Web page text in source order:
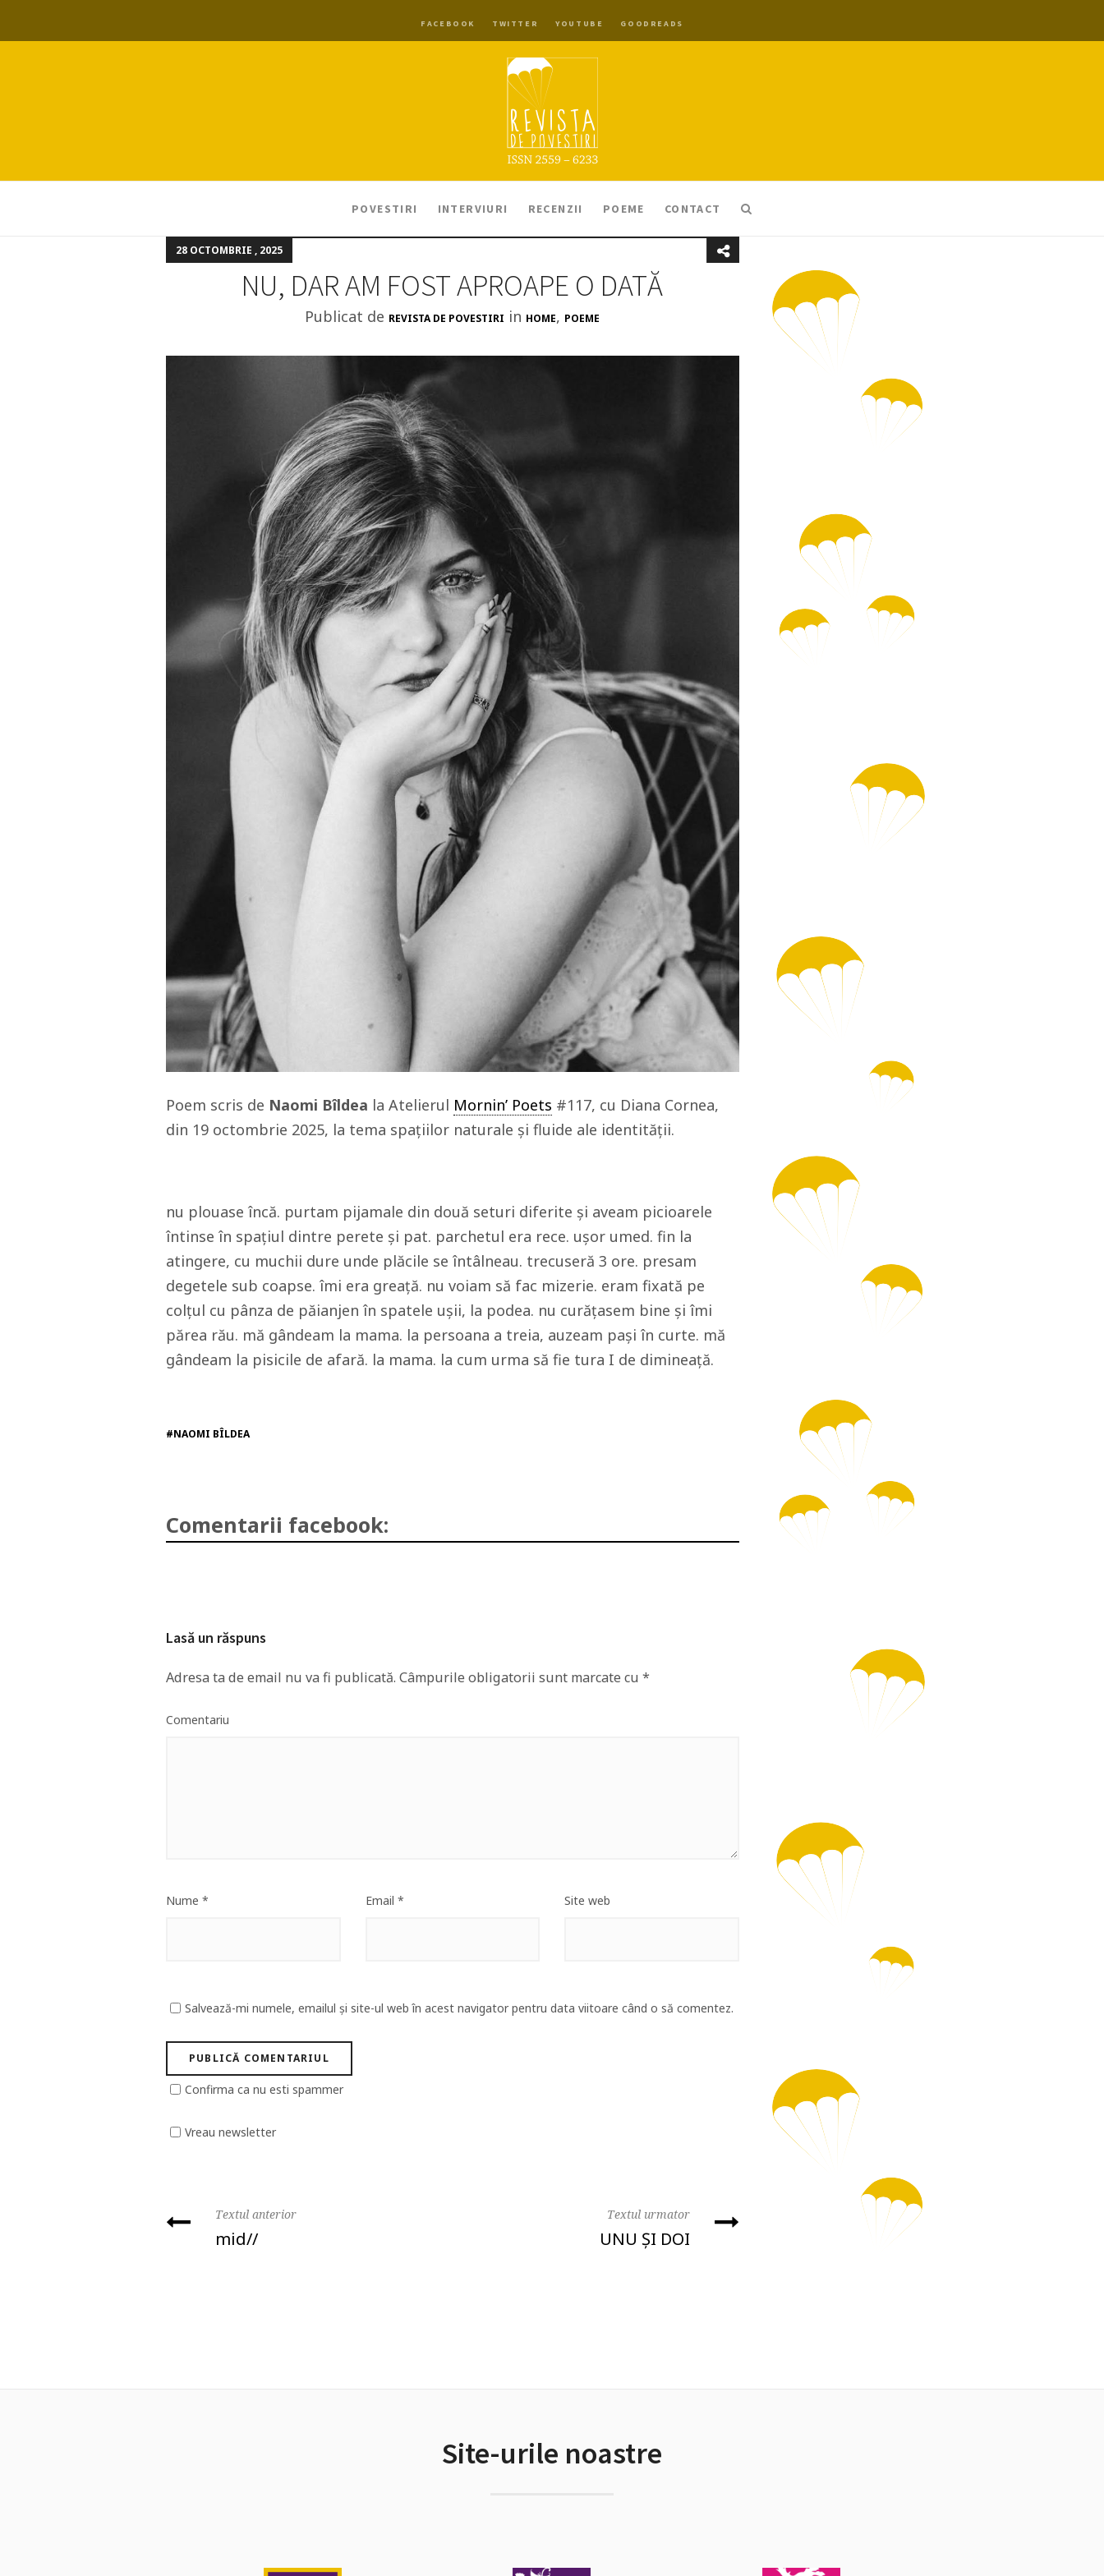
FACEBOOK TWITTER YOUTUBE GOODREADS
POVESTIRI INTERVIURI RECENZII POEME CONTACT
28 OCTOMBRIE , 2025
NU, DAR AM FOST APROAPE O DATĂ
Publicat de REVISTA DE POVESTIRI in HOME, POEME
Poem scris de Naomi Bîldea la Atelierul Mornin’ Poets #117, cu Diana Cornea,
din 19 octombrie 2025, la tema spațiilor naturale și fluide ale identității.
nu plouase încă. purtam pijamale din două seturi diferite și aveam picioarele
întinse în spațiul dintre perete și pat. parchetul era rece. ușor umed. fin la
atingere, cu muchii dure unde plăcile se întâlneau. trecuseră 3 ore. presam
degetele sub coapse. îmi era greață. nu voiam să fac mizerie. eram fixată pe
colțul cu pânza de păianjen în spatele ușii, la podea. nu curățasem bine și îmi
părea rău. mă gândeam la mama. la persoana a treia, auzeam pași în curte. mă
gândeam la pisicile de afară. la mama. la cum urma să fie tura I de dimineață.
#NAOMI BÎLDEA
Comentarii facebook:
Lasă un răspuns
Adresa ta de email nu va fi publicată. Câmpurile obligatorii sunt marcate cu *
Comentariu
Nume * Email * Site web
Salvează-mi numele, emailul și site-ul web în acest navigator pentru data viitoare când o să comentez.
Confirma ca nu esti spammer
Vreau newsletter
Textul anterior
mid//
Textul urmator
UNU ȘI DOI
Site-urile noastre